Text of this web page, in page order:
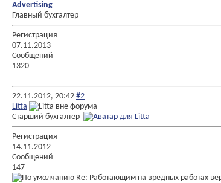
Advertising
Главный бухгалтер
Регистрация
07.11.2013
Сообщений
1320
22.11.2012, 20:42 #2
Litta
Старший бухгалтер
Регистрация
14.11.2012
Сообщений
147
Re: Работающим на вредных работах